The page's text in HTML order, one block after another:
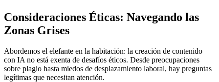
Consideraciones Éticas: Navegando las
Zonas Grises
Abordemos el elefante en la habitación: la creación de contenido
con IA no está exenta de desafíos éticos. Desde preocupaciones
sobre plagio hasta miedos de desplazamiento laboral, hay preguntas
legítimas que necesitan atención.